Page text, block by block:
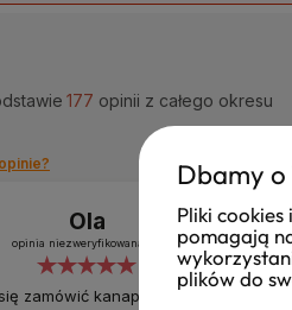
177 opinii z całego okresu
Ola
opinia niezweryfikowana
zamówić kanapę ze sklepu
Dbamy
Pliki
pomagają
plików do